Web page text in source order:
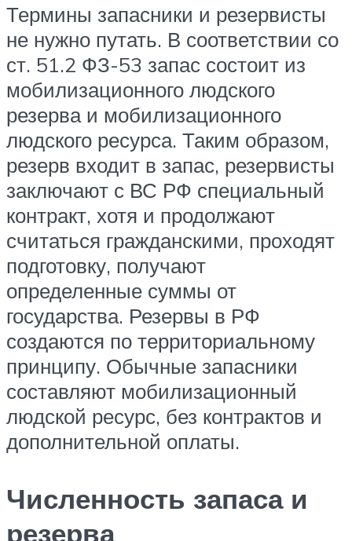
Термины запасники и резервисты
не нужно путать. В соответствии со
ст. 51.2 ФЗ-53 запас состоит из
мобилизационного людского
резерва и мобилизационного
людского ресурса. Таким образом,
резерв входит в запас, резервисты
заключают с ВС РФ специальный
контракт, хотя и продолжают
считаться гражданскими, проходят
подготовку, получают
определенные суммы от
государства. Резервы в РФ
создаются по территориальному
принципу. Обычные запасники
составляют мобилизационный
людской ресурс, без контрактов и
дополнительной оплаты.
Численность запаса и
резерва